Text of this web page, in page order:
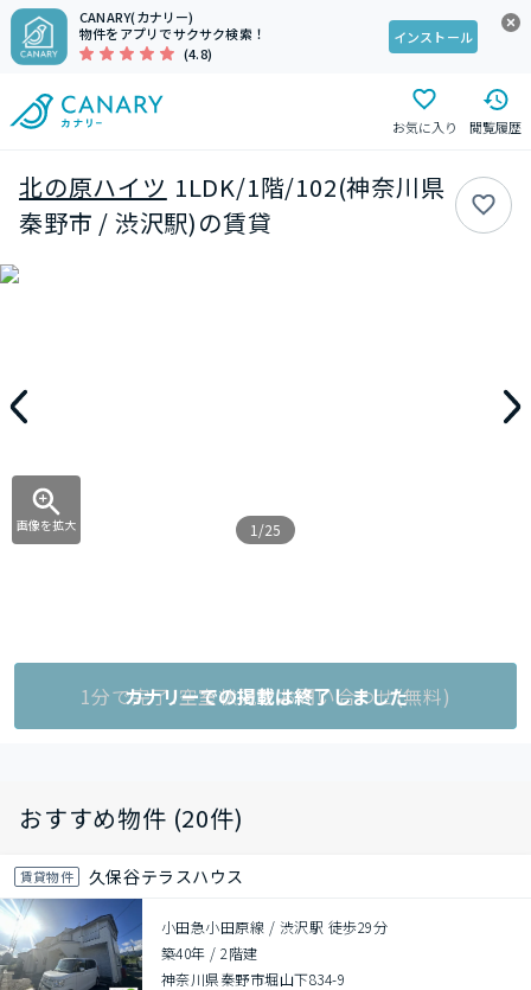
CANARY(カナリー)
物件をアプリでサクサク検索！
(4.8)
インストール
お気に入り 閲覧履歴
北の原ハイツ 1LDK/1階/102(神奈川県
秦野市 / 渋沢駅)の賃貸
画像を拡大 1/25
1分で完了!空室状況をお問い合わせ(無料)
カナリーでの掲載は終了しました
おすすめ物件 (20件)
賃貸物件 久保谷テラスハウス
小田急小田原線 / 渋沢駅 徒歩29分
築40年 /2階建
神奈川県秦野市堀山下834-9